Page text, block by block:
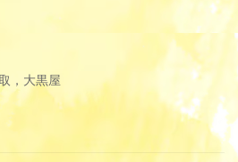
，大黒屋